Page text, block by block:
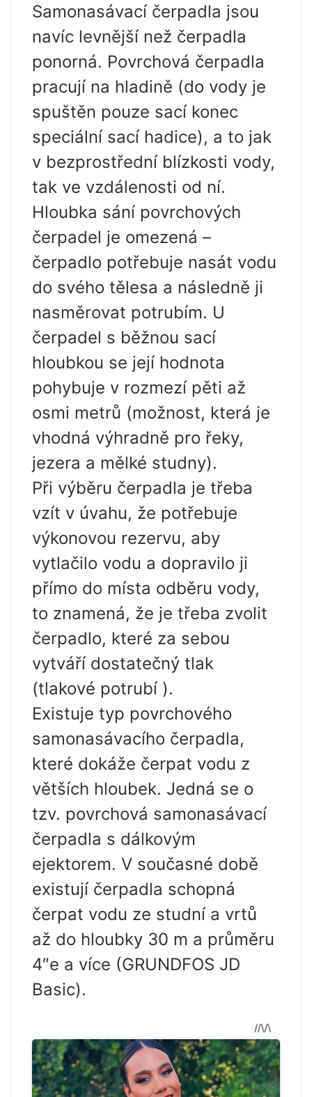
Samonasávací čerpadla jsou
navíc levnější než čerpadla
ponorná. Povrchová čerpadla
pracují na hladině (do vody je
spuštěn pouze sací konec
speciální sací hadice), a to jak
v bezprostřední blízkosti vody,
tak ve vzdálenosti od ní.
Hloubka sání povrchových
čerpadel je omezená –
čerpadlo potřebuje nasát vodu
do svého tělesa a následně ji
nasměrovat potrubím. U
čerpadel s běžnou sací
hloubkou se její hodnota
pohybuje v rozmezí pěti až
osmi metrů (možnost, která je
vhodná výhradně pro řeky,
jezera a mělké studny).
Při výběru čerpadla je třeba
vzít v úvahu, že potřebuje
výkonovou rezervu, aby
vytlačilo vodu a dopravilo ji
přímo do místa odběru vody,
to znamená, že je třeba zvolit
čerpadlo, které za sebou
vytváří dostatečný tlak
(tlakové potrubí ).
Existuje typ povrchového
samonasávacího čerpadla,
které dokáže čerpat vodu z
větších hloubek. Jedná se o
tzv. povrchová samonasávací
čerpadla s dálkovým
ejektorem. V současné době
existují čerpadla schopná
čerpat vodu ze studní a vrtů
až do hloubky 30 m a průměru
4″e a více (GRUNDFOS JD
Basic).